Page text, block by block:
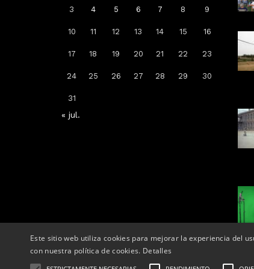
3 4 5 6 7 8 9
10 11 12 13 14 15 16
17 18 19 20 21 22 23
24 25 26 27 28 29 30
31
« jul.
Arrenca la campanya de
vacunació: a qui li toca la
grip, COVID-19 o totes
14, octubre, 2025 - 08:04
Este sitio web utiliza cookies para mejorar la experiencia del
con nuestra política de cookies. Detalles